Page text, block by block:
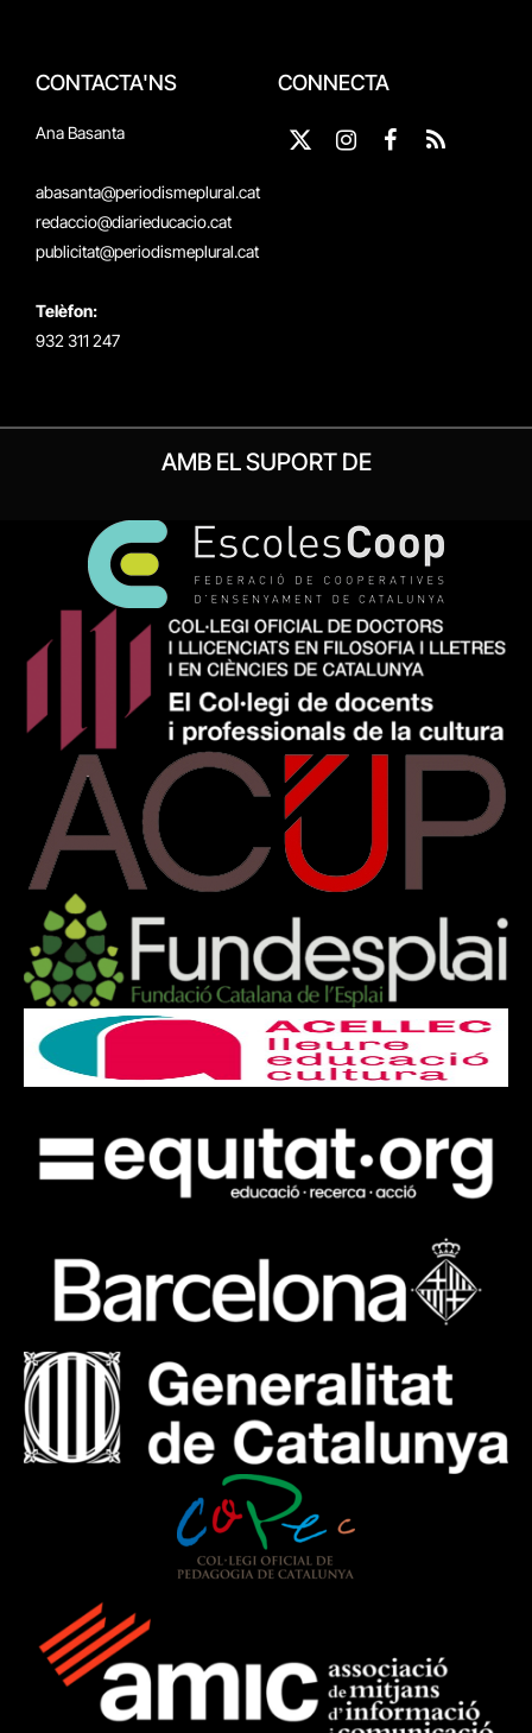
CONTACTA'NS
Ana Basanta
abasanta@periodismeplural.cat
redaccio@diarieducacio.cat
publicitat@periodismeplural.cat
Telèfon:
932 311 247
CONNECTA
X
Instagram
Facebook
RSS
AMB EL SUPORT DE